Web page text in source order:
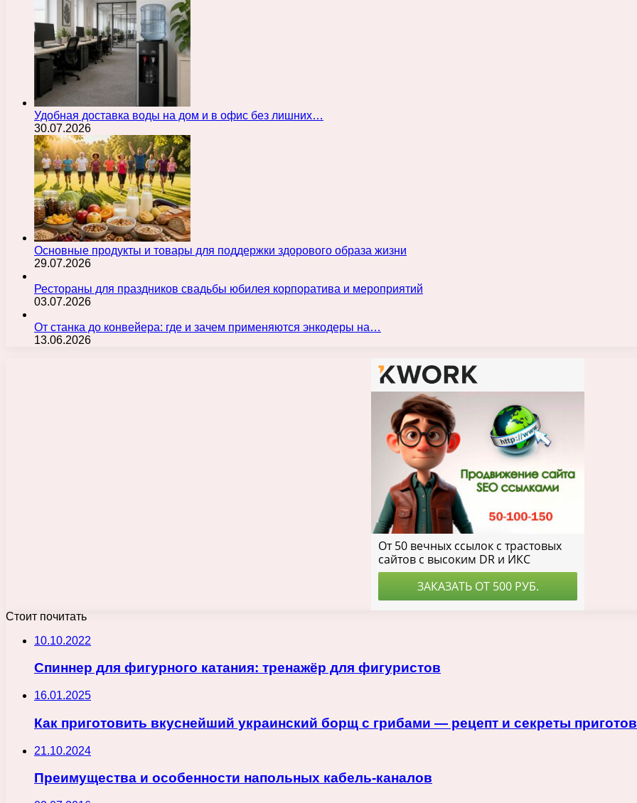
Удобная доставка воды на дом и в офис без лишних…
30.07.2026
Основные продукты и товары для поддержки здорового образа жизни
29.07.2026
Рестораны для праздников свадьбы юбилея корпоратива и мероприятий
03.07.2026
От станка до конвейера: где и зачем применяются энкодеры на…
13.06.2026
Стоит почитать
10.10.2022
Спиннер для фигурного катания: тренажёр для фигуристов
16.01.2025
Как приготовить вкуснейший украинский борщ с грибами — рецепт и секреты
21.10.2024
Преимущества и особенности напольных кабель-каналов